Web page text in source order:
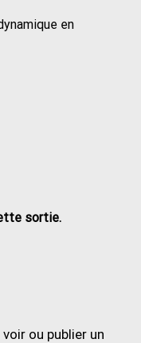
en
sortie.
voir ou publier un